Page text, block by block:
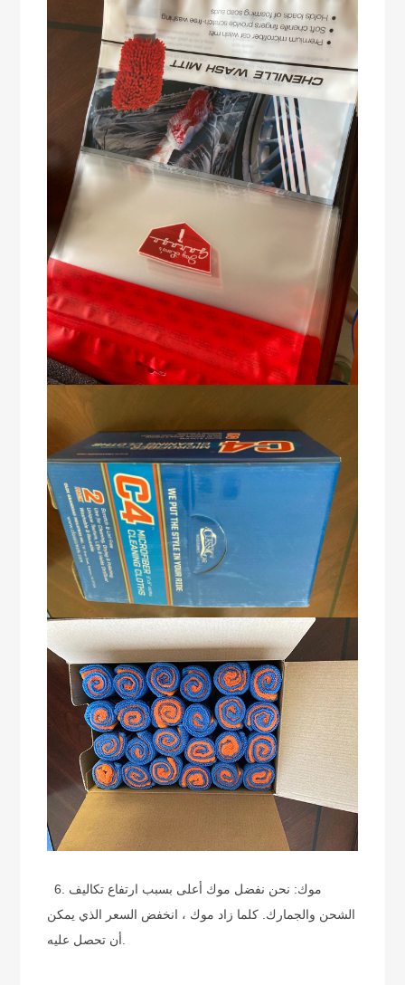
6. موك: نحن نفضل موك أعلى بسبب ارتفاع تكاليف
الشحن والجمارك. كلما زاد موك ، انخفض السعر الذي يمكن